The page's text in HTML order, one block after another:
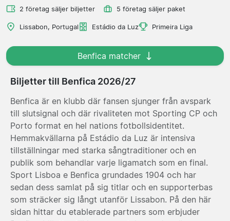
2 företag säljer biljetter 5 företag säljer paket
Lissabon, Portugal Estádio da Luz Primeira Liga
Benfica matcher
Biljetter till Benfica 2026/27
Benfica är en klubb där fansen sjunger från avspark
till slutsignal och där rivaliteten mot Sporting CP och
Porto format en hel nations fotbollsidentitet.
Hemmakvällarna på Estádio da Luz är intensiva
tillställningar med starka sångtraditioner och en
publik som behandlar varje ligamatch som en final.
Sport Lisboa e Benfica grundades 1904 och har
sedan dess samlat på sig titlar och en supporterbas
som sträcker sig långt utanför Lissabon. På den här
sidan hittar du etablerade partners som erbjuder